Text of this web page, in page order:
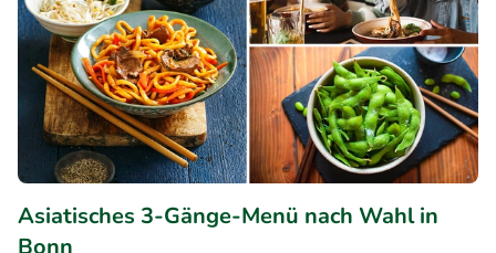
Asiatisches 3-Gänge-Menü nach Wahl in
Bonn